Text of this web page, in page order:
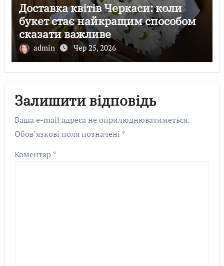
Доставка квітів Черкаси: коли
букет стає найкращим способом
сказати важливе
admin Чер 25, 2026
Залишити відповідь
Ваша e-mail адреса не оприлюднюватиметься.
Обов’язкові поля позначені *
Коментар*